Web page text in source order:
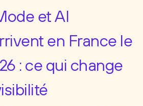
et AI
en France le
: ce qui change